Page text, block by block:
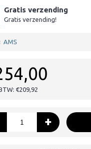
Gratis verzending
Gratis verzending!
AMS
€209,92
+